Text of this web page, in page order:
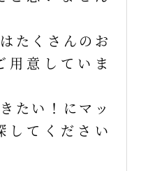
たくさんのお
用意していま
たい！にマッ
してください